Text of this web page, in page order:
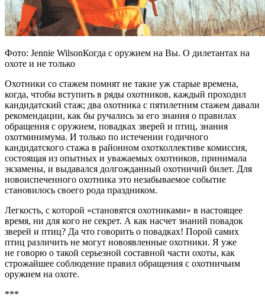
Фото: Jennie WilsonКогда с оружием на Вы. О дилетантах на
охоте и не только
Охотники со стажем помнят не такие уж старые времена,
когда, чтобы вступить в ряды охотников, каждый проходил
кандидатский стаж; два охотника с пятилетним стажем давали
рекомендации, как бы ручались за его знания о правилах
обращения с оружием, повадках зверей и птиц, знания
охотминимума. И только по истечении годичного
кандидатского стажа в районном охотколлективе комиссия,
состоящая из опытных и уважаемых охотников, принимала
экзамены, и выдавался долгожданный охотничий билет. Для
новоиспеченного охотника это незабываемое событие
становилось своего рода праздником.
Легкость, с которой «становятся охотниками» в настоящее
время, ни для кого не секрет. А как насчет знаний повадок
зверей и птиц? Да что говорить о повадках! Порой самих
птиц различить не могут новоявленные охотники. Я уже
не говорю о такой серьезной составной части охоты, как
строжайшее соблюдение правил обращения с охотничьим
оружием на охоте.
***